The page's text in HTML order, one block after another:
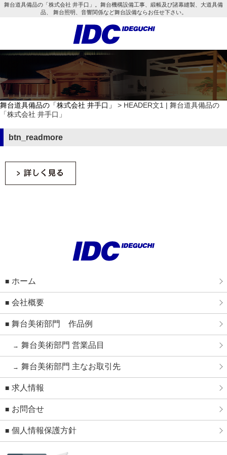
舞台道具備品の「株式会社 井手口」。舞台機構設備工事、緞帳及び諸幕縫製、大道具備
品、 舞台照明、音響関係など舞台設備ならお任せ下さい。
舞台道具備品の「株式会社 井手口」
> HEADER文1 | 舞台道具備品の
「株式会社 井手口」
btn_readmore
ホーム
会社概要
舞台美術部門 作品例
舞台美術部門 営業品目
舞台美術部門 主なお取引先
求人情報
お問合せ
個人情報保護方針